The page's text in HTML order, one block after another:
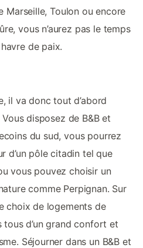
Marseille, Toulon ou encore
vous n’aurez pas le temps
de paix.
il va donc tout d’abord
disposez de B&B et
du sud, vous pourrez
d’un pôle citadin tel que
vous pouvez choisir un
comme Perpignan. Sur
choix de logements de
d’un grand confort et
Séjourner dans un B&B et